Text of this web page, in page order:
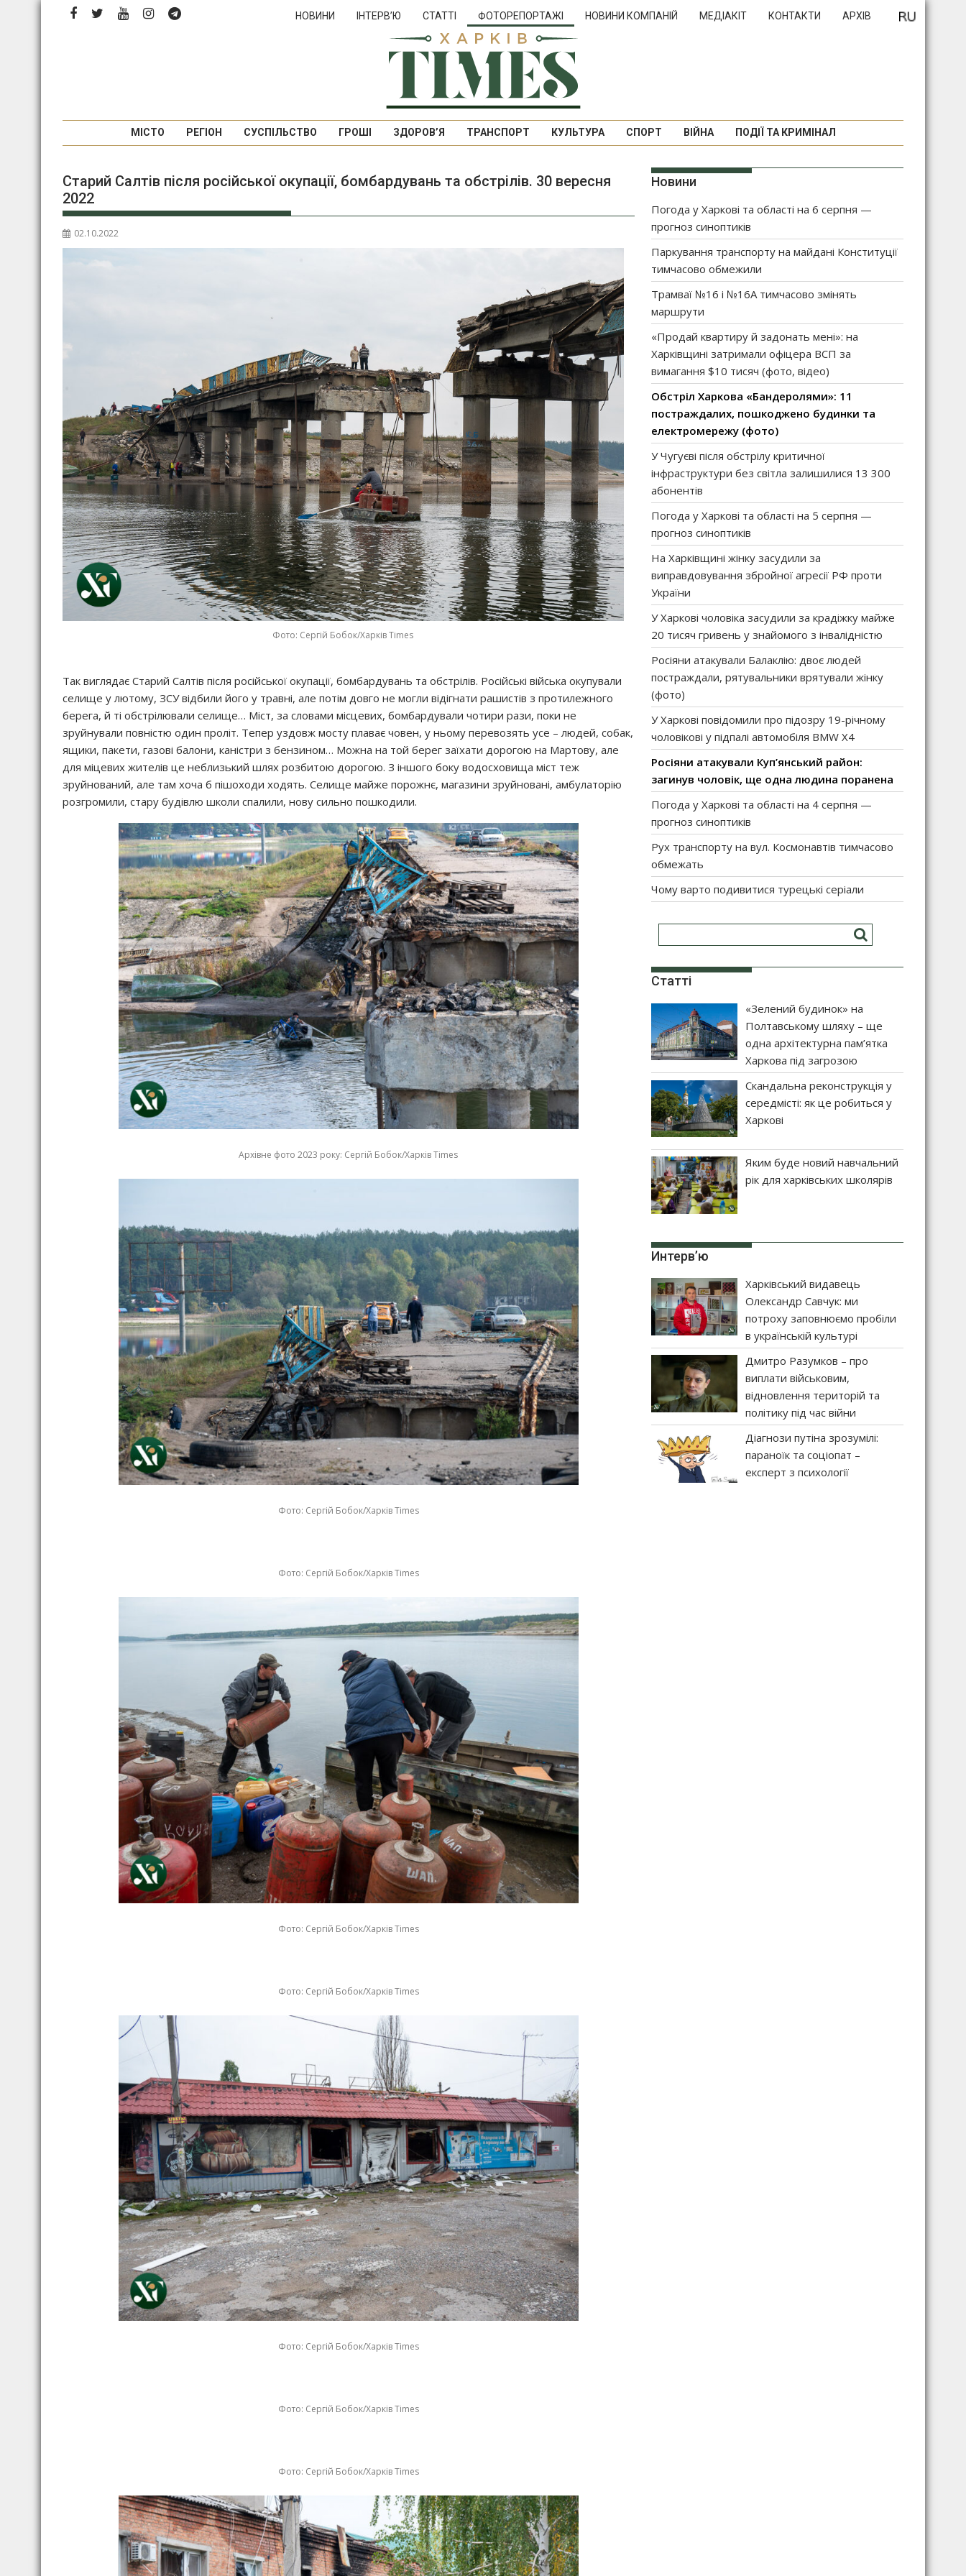
НОВИНИ ІНТЕРВ’Ю СТАТТІ ФОТОРЕПОРТАЖІ НОВИНИ КОМПАНІЙ МЕДІАКІТ КОНТАКТИ АРХІВ
МІСТО РЕГІОН СУСПІЛЬСТВО ГРОШІ ЗДОРОВ’Я ТРАНСПОРТ КУЛЬТУРА СПОРТ ВІЙНА ПОДІЇ ТА КРИМІНАЛ
Старий Салтів після російської окупації, бомбардувань та обстрілів. 30 вересня
2022
02.10.2022
Фото: Сергій Бобок/Харків Times
Так виглядає Старий Салтів після російської окупації, бомбардувань та обстрілів. Російські війська окупували
селище у лютому, ЗСУ відбили його у травні, але потім довго не могли відігнати рашистів з протилежного
берега, й ті обстрілювали селище… Міст, за словами місцевих, бомбардували чотири рази, поки не
зруйнували повністю один проліт. Тепер уздовж мосту плаває човен, у ньому перевозять усе – людей, собак,
ящики, пакети, газові балони, каністри з бензином… Можна на той берег заїхати дорогою на Мартову, але
для міцевих жителів це неблизький шлях розбитою дорогою. З іншого боку водосховища міст теж
зруйнований, але там хоча б пішоходи ходять. Селище майже порожнє, магазини зруйновані, амбулаторію
розгромили, стару будівлю школи спалили, нову сильно пошкодили.
Архівне фото 2023 року: Сергій Бобок/Харків Times
Фото: Сергій Бобок/Харків Times
Фото: Сергій Бобок/Харків Times
Фото: Сергій Бобок/Харків Times
Фото: Сергій Бобок/Харків Times
Фото: Сергій Бобок/Харків Times
Фото: Сергій Бобок/Харків Times
Фото: Сергій Бобок/Харків Times
Новини
Погода у Харкові та області на 6 серпня —
прогноз синоптиків
Паркування транспорту на майдані Конституції
тимчасово обмежили
Трамваї №16 і №16А тимчасово змінять
маршрути
«Продай квартиру й задонать мені»: на
Харківщині затримали офіцера ВСП за
вимагання $10 тисяч (фото, відео)
Обстріл Харкова «Бандеролями»: 11
постраждалих, пошкоджено будинки та
електромережу (фото)
У Чугуєві після обстрілу критичної
інфраструктури без світла залишилися 13 300
абонентів
Погода у Харкові та області на 5 серпня —
прогноз синоптиків
На Харківщині жінку засудили за
виправдовування збройної агресії РФ проти
України
У Харкові чоловіка засудили за крадіжку майже
20 тисяч гривень у знайомого з інвалідністю
Росіяни атакували Балаклію: двоє людей
постраждали, рятувальники врятували жінку
(фото)
У Харкові повідомили про підозру 19-річному
чоловікові у підпалі автомобіля BMW X4
Росіяни атакували Куп’янський район:
загинув чоловік, ще одна людина поранена
Погода у Харкові та області на 4 серпня —
прогноз синоптиків
Рух транспорту на вул. Космонавтів тимчасово
обмежать
Чому варто подивитися турецькі серіали
Статті
«Зелений будинок» на
Полтавському шляху – ще
одна архітектурна пам’ятка
Харкова під загрозою
Скандальна реконструкція у
середмісті: як це робиться у
Харкові
Яким буде новий навчальний
рік для харківських школярів
Интерв’ю
Харківський видавець
Олександр Савчук: ми
потроху заповнюємо пробіли
в українській культурі
Дмитро Разумков – про
виплати військовим,
відновлення територій та
політику під час війни
Діагнози путіна зрозумілі:
параноїк та соціопат –
експерт з психології